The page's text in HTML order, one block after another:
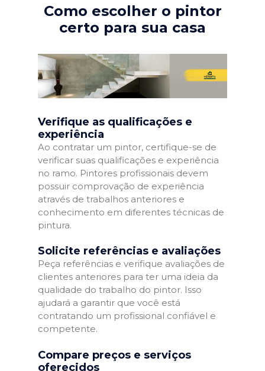
Como escolher o pintor
certo para sua casa
Verifique as qualificações e
experiência
Ao contratar um pintor, certifique-se de
verificar suas qualificações e experiência
no ramo. Pintores profissionais devem
possuir comprovação de experiência
através de trabalhos anteriores e
conhecimento em diferentes técnicas de
pintura.
Solicite referências e avaliações
Peça referências e verifique avaliações de
clientes anteriores para ter uma ideia da
qualidade do trabalho do pintor. Isso
ajudará a garantir que você está
contratando um profissional confiável e
competente.
Compare preços e serviços
oferecidos